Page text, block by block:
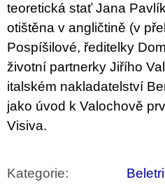
teoretická stať Jana
otištěna v angličtině (v
Pospíšilové, ředitelky
životní partnerky Jiřího
italském nakladatelství
jako úvod k Valochově
Visiva.
Kategorie: